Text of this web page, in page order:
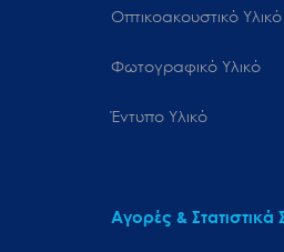
Οπτικοακουστικό Υλικό
Φωτογραφικό Υλικό
Έντυπο Υλικό
Αγορές & Στατιστικά